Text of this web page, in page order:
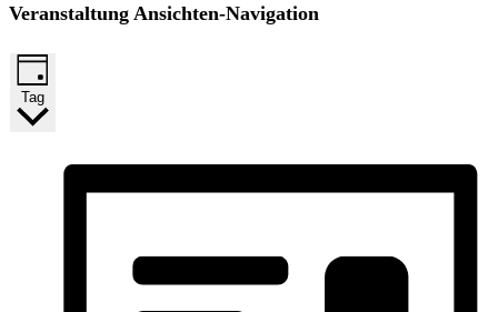
Veranstaltung Ansichten-Navigation
Tag